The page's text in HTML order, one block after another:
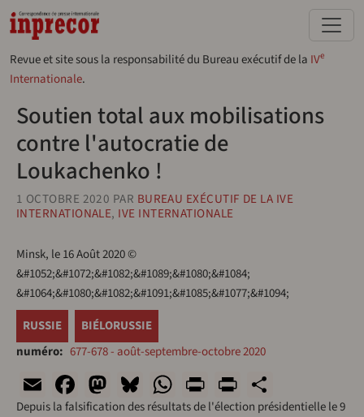
Aller au contenu principal
Revue et site sous la responsabilité du Bureau exécutif de la IVe
Internationale.
Soutien total aux mobilisations
contre l'autocratie de
Loukachenko !
1 OCTOBRE 2020 PAR BUREAU EXÉCUTIF DE LA IVE
INTERNATIONALE, IVE INTERNATIONALE
Minsk, le 16 Août 2020 ©
&#1052;&#1072;&#1082;&#1089;&#1080;&#1084;
&#1064;&#1080;&#1082;&#1091;&#1085;&#1077;&#1094;
RUSSIE
BIÉLORUSSIE
numéro
677-678 - août-septembre-octobre 2020
EmailFacebook
Mastodon
Bluesky
WhatsApp
Print
Depuis la falsification des résultats de l'élection présidentielle le 9